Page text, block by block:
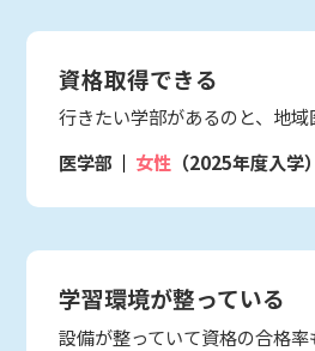
資格取得できる
行きたい学部があるのと、地
医学部
女性 （2025年度入学）
学習環境が整っている
設備が整っていて資格の合格率